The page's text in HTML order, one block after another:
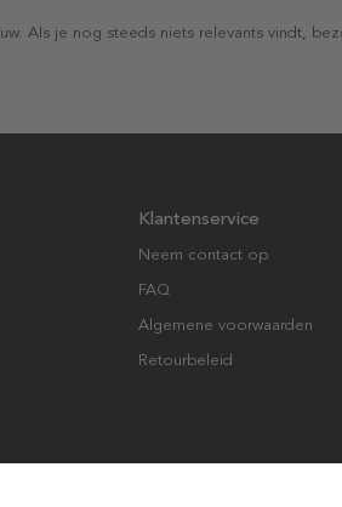
Als je nog steeds niets relevants vindt,
Klantenservice
Neem contact op
FAQ
Algemene voorwaarden
Retourbeleid